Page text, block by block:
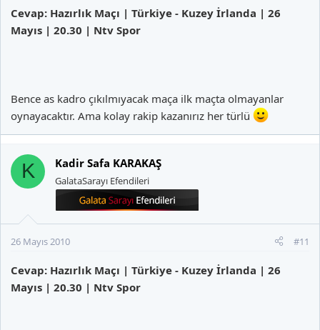
Cevap: Hazırlık Maçı | Türkiye - Kuzey İrlanda | 26
Mayıs | 20.30 | Ntv Spor
Bence as kadro çıkılmıyacak maça ilk maçta olmayanlar
oynayacaktır. Ama kolay rakip kazanırız her türlü
K Kadir Safa KARAKAŞ
GalataSarayı Efendileri
26 Mayıs 2010 #11
Cevap: Hazırlık Maçı | Türkiye - Kuzey İrlanda | 26
Mayıs | 20.30 | Ntv Spor